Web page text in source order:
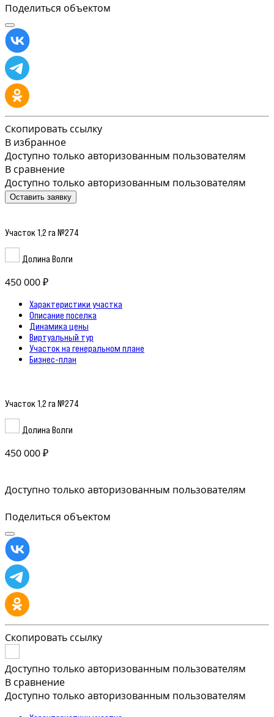
Поделиться объектом
Скопировать ссылку
В избранное
Доступно только авторизованным пользователям
В сравнение
Доступно только авторизованным пользователям
Оставить заявку
Участок 1,2 га №274
Долина Волги
450 000 ₽
Характеристики участка
Описание поселка
Динамика цены
Виртуальный тур
Участок на генеральном плане
Бизнес-план
Участок 1,2 га №274
Долина Волги
450 000 ₽
Доступно только авторизованным пользователям
Поделиться объектом
Скопировать ссылку
Доступно только авторизованным пользователям
В сравнение
Доступно только авторизованным пользователям